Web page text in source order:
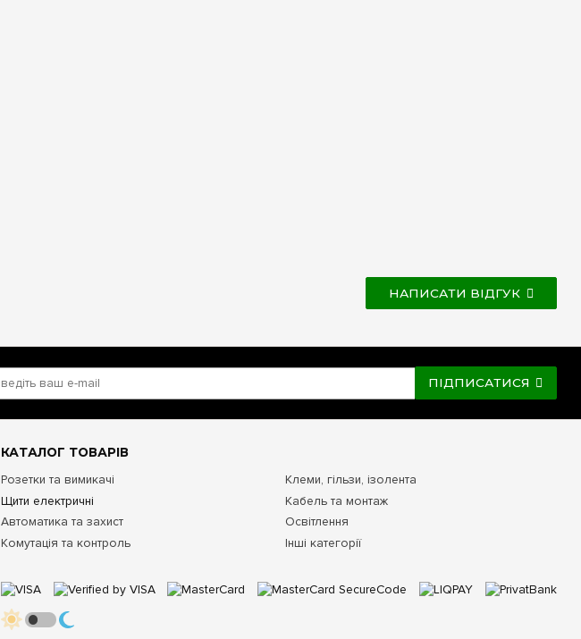
НАПИСАТИ ВІДГУК
ПІДПИСАТИСЯ
КАТАЛОГ ТОВАРІВ
Розетки та вимикачі
Щити електричні
Автоматика та захист
Комутація та контроль
Клеми, гільзи, ізолента
Кабель та монтаж
Освітлення
Інші категорії